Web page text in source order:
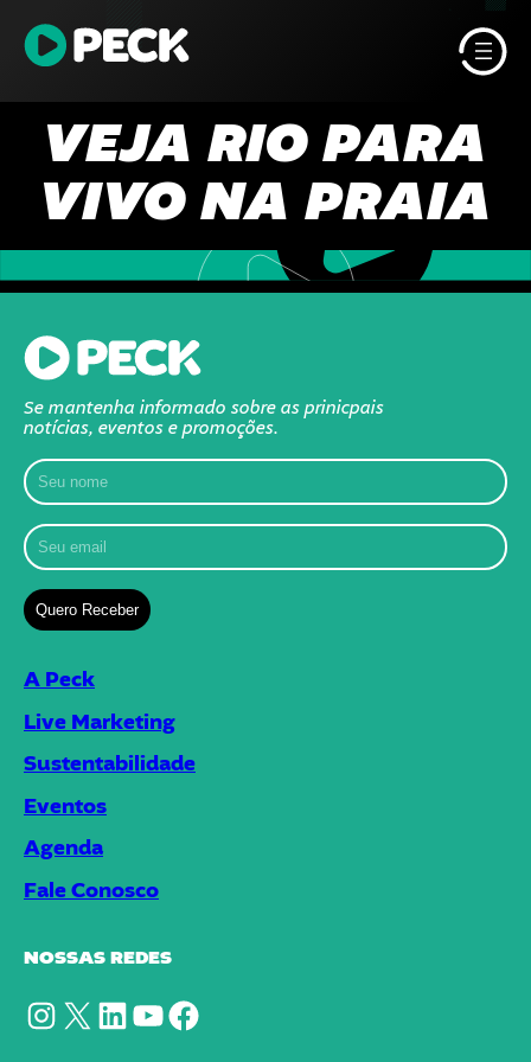
para
conteúdo
VEJA RIO PARA
VIVO NA PRAIA
Se mantenha informado sobre as prinicpais
notícias, eventos e promoções.
A Peck
Live Marketing
Sustentabilidade
Eventos
Agenda
Fale Conosco
NOSSAS REDES
Instagram X LinkedIn YouTube Facebook